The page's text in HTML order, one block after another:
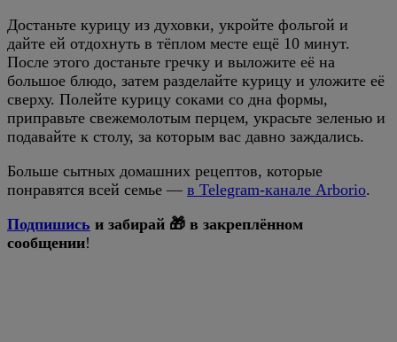
Достаньте курицу из духовки, укройте фольгой и
дайте ей отдохнуть в тёплом месте ещё 10 минут.
После этого достаньте гречку и выложите её на
большое блюдо, затем разделайте курицу и уложите её
сверху. Полейте курицу соками со дна формы,
приправьте свежемолотым перцем, украсьте зеленью и
подавайте к столу, за которым вас давно заждались.
Больше сытных домашних рецептов, которые
понравятся всей семье — в Telegram-канале Arborio.
Подпишись и забирай 🎁 в закреплённом
сообщении!